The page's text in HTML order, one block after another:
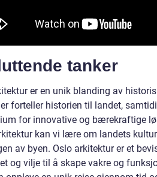
tanker
er en unik blanding av
forteller historien til landet,
for innovative og bærekraftige
kan vi lære om landets
av byen. Oslo arkitektur er et
og vilje til å skape vakre og